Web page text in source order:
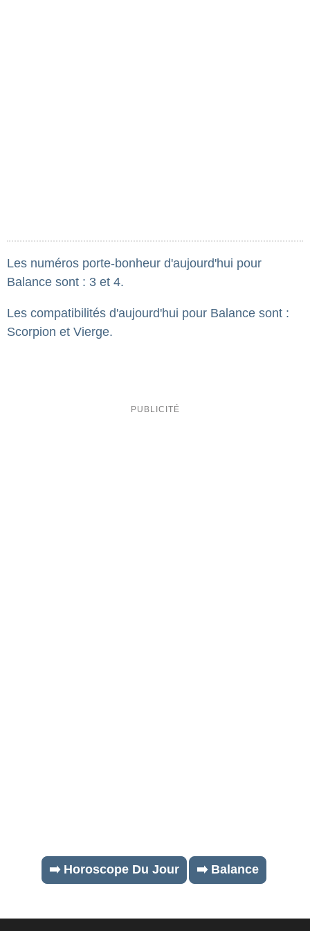
Les numéros porte-bonheur d'aujourd'hui pour
Balance sont : 3 et 4.
Les compatibilités d'aujourd'hui pour Balance sont :
Scorpion et Vierge.
➡️ Horoscope Du Jour ➡️ Balance